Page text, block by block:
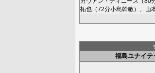
拓也 （72分小島幹敏）、 山
福島ユナイテ